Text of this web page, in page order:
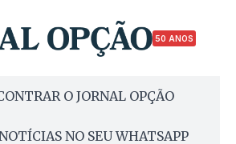
50 ANOS
O JORNAL OPÇÃO
NO SEU WHATSAPP